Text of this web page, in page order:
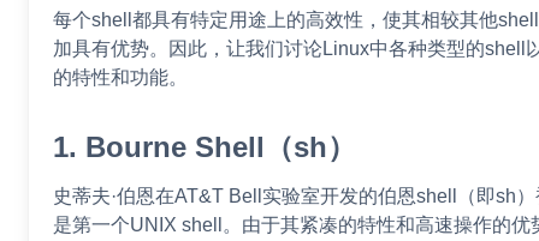
每个shell都具有特定用途上的高效性，使其相较其他
加具有优势。因此，让我们讨论Linux中各种类型的shell
的特性和功能。
1. Bourne Shell（sh）
史蒂夫·伯恩在AT&T Bell实验室开发的伯恩shell（即sh
是第一个UNIX shell。由于其紧凑的特性和高速操作的优